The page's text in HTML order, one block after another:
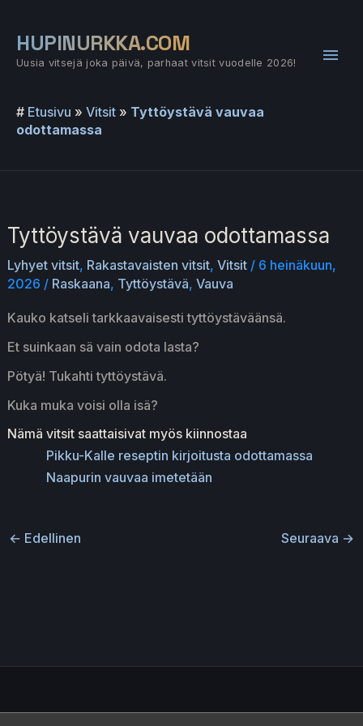
sisältöön
HUPINURKKA.COM
Uusia vitsejä joka päivä, parhaat vitsit vuodelle 2026!
# Etusivu » Vitsit » Tyttöystävä vauvaa
odottamassa
Tyttöystävä vauvaa odottamassa
Lyhyet vitsit, Rakastavaisten vitsit, Vitsit/ 6 heinäkuun,
2026 / Raskaana, Tyttöystävä, Vauva
Kauko katseli tarkkaavaisesti tyttöystäväänsä.
Et suinkaan sä vain odota lasta?
Pötyä! Tukahti tyttöystävä.
Kuka muka voisi olla isä?
Nämä vitsit saattaisivat myös kiinnostaa
Pikku-Kalle reseptin kirjoitusta odottamassa
Naapurin vauvaa imetetään
← Edellinen Seuraava →